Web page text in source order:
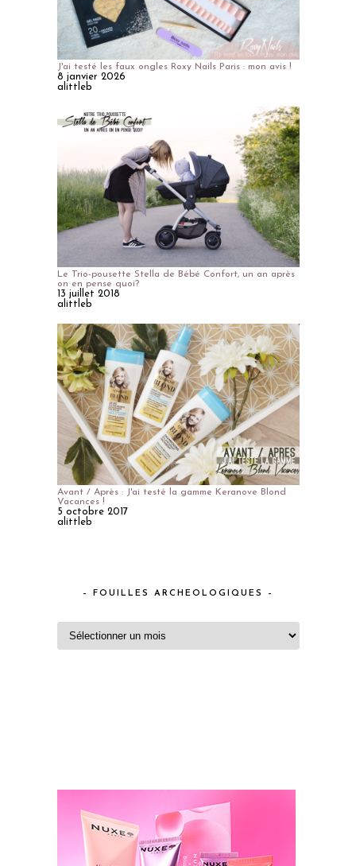
J'ai testé les faux ongles Roxy Nails Paris : mon avis !
8 janvier 2026
alittleb
Le Trio-pousette Stella de Bébé Confort, un an après
on en pense quoi?
13 juillet 2018
alittleb
Avant / Après : J'ai testé la gamme Keranove Blond
Vacances !
5 octobre 2017
alittleb
– FOUILLES ARCHEOLOGIQUES –